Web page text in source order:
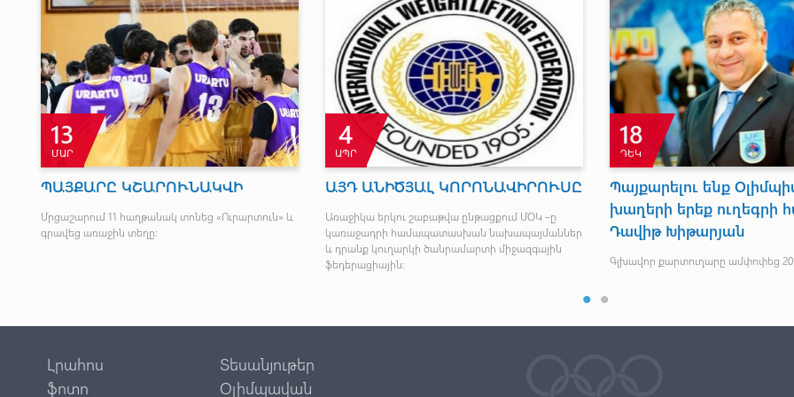
13
ՄԱՐ
ՊԱՅՔԱՐԸ ԿՇԱՐՈՒՆԱԿՎԻ
Մրցաշարում 11 հաղթանակ տոնեց «Ուրարտուն» և
գրավեց առաջին տեղը:
4
ԱՊՐ
ԱՅԴ ԱՆԻԾՅԱԼ ԿՈՐՈՆԱՎԻՐՈՒՍԸ
Առաջիկա երկու շաբաթվա ընթացքում ՄՕԿ –ը
կառաջադրի համապատասխան նախապայմաններ
և դրանք կուղարկի ծանրամարտի միջազգային
ֆեդերացիային։
18
ԴԵԿ
Պայքարելու ենք
խաղերի երեք ուղեգրի
Դավիթ Խիթարյան
Գլխավոր քարտուղարը ամփոփեց
Լրահոս
Տեսանյութեր
ֆոտո
Օլիմպավան